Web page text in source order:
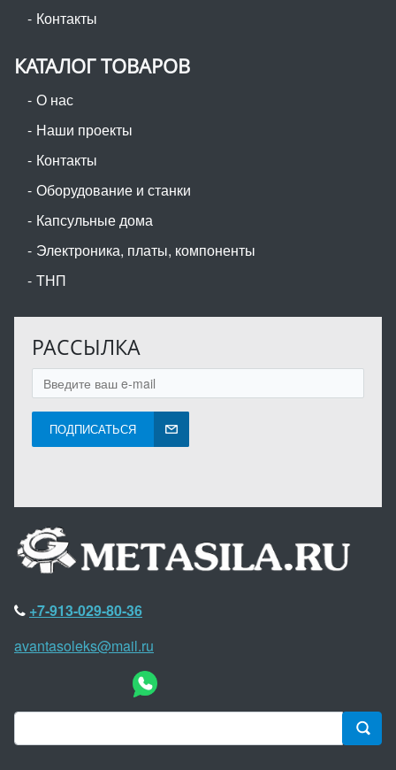
Контакты
КАТАЛОГ ТОВАРОВ
О нас
Наши проекты
Контакты
Оборудование и станки
Капсульные дома
Электроника, платы, компоненты
ТНП
РАССЫЛКА
ПОДПИСАТЬСЯ
+7-913-029-80-36
avantasoleks@mail.ru